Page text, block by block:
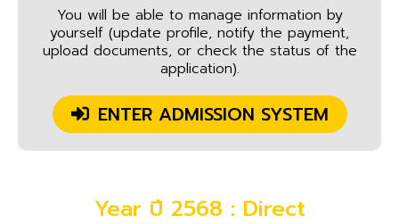
You will be able to manage information by
yourself (update profile, notify the payment,
upload documents, or check the status of the
application).
ENTER ADMISSION SYSTEM
Year ปี 2568 : Direct